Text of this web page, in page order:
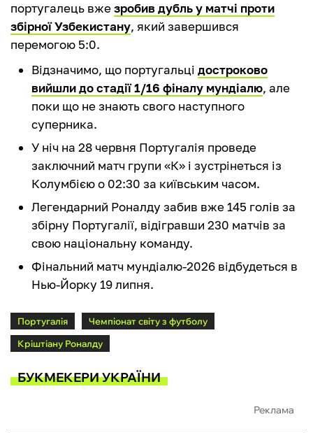
португалець вже зробив дубль у матчі проти
збірної Узбекистану, який завершився
перемогою 5:0.
Відзначимо, що португальці достроково
вийшли до стадії 1/16 фіналу мундіалю, але
поки що не знають свого наступного
суперника.
У ніч на 28 червня Португалія проведе
заключний матч групи «К» і зустрінеться із
Колумбією о 02:30 за київським часом.
Легендарний Роналду забив вже 145 голів за
збірну Португалії, відігравши 230 матчів за
свою національну команду.
Фінальний матч мундіалю-2026 відбудеться в
Нью-Йорку 19 липня.
Португалія
Чемпіонат світу з футболу
Кріштіану Роналду
БУКМЕКЕРИ УКРАЇНИ
Реклама